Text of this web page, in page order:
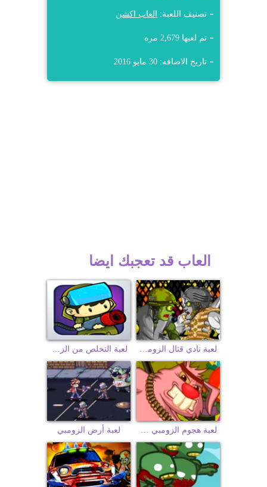
تصنيف اللعبة: العاب اكشن
تم لعبها 2,679 مره
تاريخ الاضافه: 30 مايو 2016
العاب قد تعجبك ايضا
لعبة نادي قتال الزومبي لعبة التخلص من الزومبي
لعبة هجوم الزومبي على الاطفال لعبة أرض الزومبي